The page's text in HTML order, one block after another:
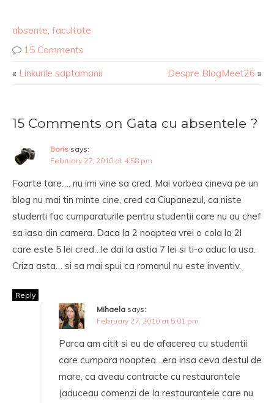
absente, facultate
15 Comments
« Linkurile saptamanii Despre BlogMeet26 »
15 Comments on Gata cu absentele ?
Boris says:
February 27, 2010 at 4:58 pm
Foarte tare…. nu imi vine sa cred. Mai vorbea cineva pe un
blog nu mai tin minte cine, cred ca Ciupanezul, ca niste
studenti fac cumparaturile pentru studentii care nu au chef
sa iasa din camera. Daca la 2 noaptea vrei o cola la 2l
care este 5 lei cred…le dai la astia 7 lei si ti-o aduc la usa.
Criza asta… si sa mai spui ca romanul nu este inventiv.
Reply
Mihaela says:
February 27, 2010 at 5:01 pm
Parca am citit si eu de afacerea cu studentii
care cumpara noaptea…era insa ceva destul de
mare, ca aveau contracte cu restaurantele
(aduceau comenzi de la restaurantele care nu